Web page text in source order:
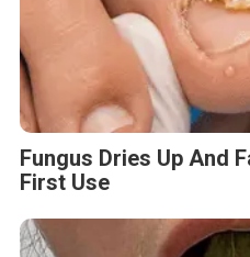
Fungus Dries Up And
First Use